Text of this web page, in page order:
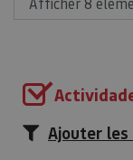
Ajouter